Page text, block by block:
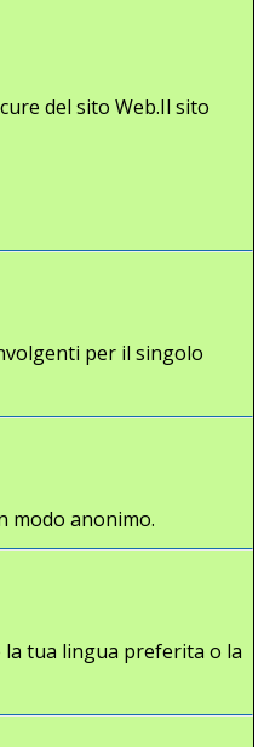
del sito Web.Il sito
per il singolo
modo anonimo.
la tua lingua preferita o la